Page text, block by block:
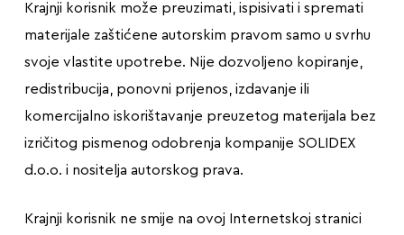
Krajnji korisnik može preuzimati, ispisivati i spremati
materijale zaštićene autorskim pravom samo u svrhu
svoje vlastite upotrebe. Nije dozvoljeno kopiranje,
redistribucija, ponovni prijenos, izdavanje ili
komercijalno iskorištavanje preuzetog materijala bez
izričitog pismenog odobrenja kompanije SOLIDEX
d.o.o. i nositelja autorskog prava.
Krajnji korisnik ne smije na ovoj Internetskoj stranici